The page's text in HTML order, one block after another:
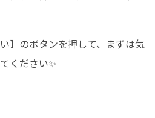
】のボタンを押して、まずは気
ください✨